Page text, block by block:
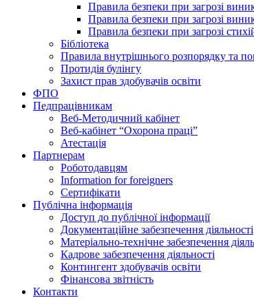
Правила безпеки при загрозі
Правила безпеки при загрозі
Правила безпеки при загрозі
Бібліотека
Правила внутрішнього розпорядку та
Протидія булінгу
Захист прав здобувачів освіти
ФПО
Педпрацівникам
Веб-Методичний кабінет
Веб-кабінет “Охорона праці”
Атестація
Партнерам
Роботодавцям
Information for foreigners
Сертифікати
Публічна інформація
Доступ до публічної інформації
Документаційне забезпечення діяльності
Матеріально-технічне забезпечення
Кадрове забезпечення діяльності
Контингент здобувачів освіти
Фінансова звітність
Контакти